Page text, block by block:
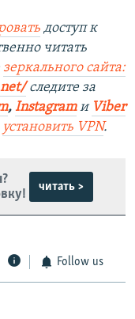
доступ к
читать
зеркального сайта:
следите за
, Instagramи Viber
установить VPN.
читать >
Follow us